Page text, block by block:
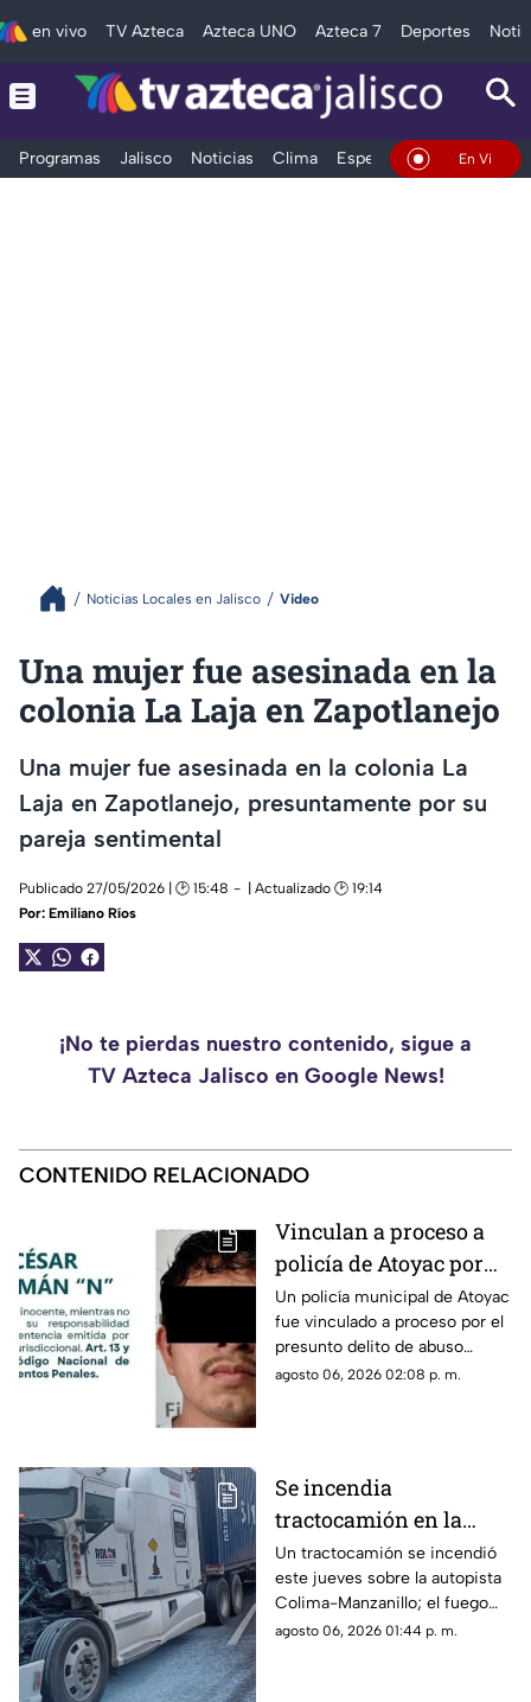
en vivo TV Azteca Azteca UNO Azteca 7 Deportes
Programas Jalisco Noticias Clima Espectáculos Deportes
En Vivo
Noticias Locales en Jalisco Video
Una mujer fue asesinada en la
colonia La Laja en Zapotlanejo
Una mujer fue asesinada en la colonia La
Laja en Zapotlanejo, presuntamente por su
pareja sentimental
Publicado 27/05/2026 | 🕑 15:48
| Actualizado 🕑 19:14
Por: Emiliano Ríos
¡No te pierdas nuestro contenido, sigue a
TV Azteca Jalisco en Google News!
CONTENIDO RELACIONADO
Vinculan a proceso a
policía de Atoyac por
presunto 4BUS0
S3XU4L infantil
Un policía municipal de Atoyac
fue vinculado a proceso por el
presunto delito de abuso
sexual infantil contra una
agosto 06, 2026 02:08 p. m.
Se incendia
tractocamión en la
autopista Colima-
Manzanillo;
circulación queda
parcialmente afectada
Un tractocamión se incendió
este jueves sobre la autopista
Colima-Manzanillo; el fuego
fue controlado y no hubo
agosto 06, 2026 01:44 p. m.